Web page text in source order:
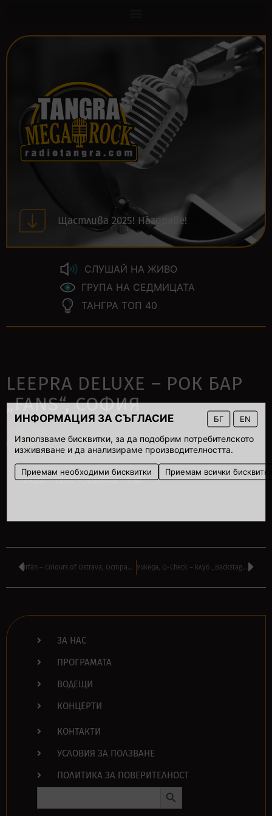
ИНФОРМАЦИЯ ЗА СЪГЛАСИЕ БГ EN
Използваме бисквитки, за да подобрим потребителското
изживяване и да анализираме производителността.
Приемам необходими бисквитки Приемам всички
Щастлива 2025! Наздраве!
СЛУШАЙ НА ЖИВО
ГРУПА НА СЕДМИЦАТА
ТАНГРА ТОП 40
LEEPRA DELUXE – РОК БАР
„FANS“, СОФИЯ
00:00
Начало – 22:00 ч. Билети – 5 лв.
Irfan – Colours of Ostrava, Острава, Чехия Уикеда, Q-Check – клуб „Backstage“, София
ЗА НАС
ПРОГРАМАТА
ВОДЕЩИ
КОНЦЕРТИ
КОНТАКТИ
УСЛОВИЯ ЗА ПОЛЗВАНЕ
ПОЛИТИКА ЗА ПОВЕРИТЕЛНОСТ
Search Button